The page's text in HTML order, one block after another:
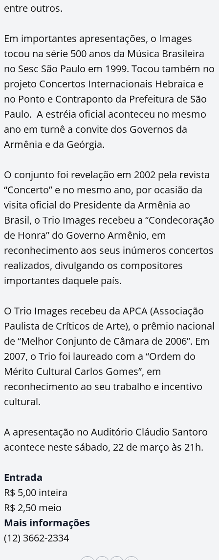
entre outros.
Em importantes apresentações, o Images
tocou na série 500 anos da Música Brasileira
no Sesc São Paulo em 1999. Tocou também no
projeto Concertos Internacionais Hebraica e
no Ponto e Contraponto da Prefeitura de São
Paulo. A estréia oficial aconteceu no mesmo
ano em turnê a convite dos Governos da
Armênia e da Geórgia.
O conjunto foi revelação em 2002 pela revista
“Concerto” e no mesmo ano, por ocasião da
visita oficial do Presidente da Armênia ao
Brasil, o Trio Images recebeu a “Condecoração
de Honra” do Governo Armênio, em
reconhecimento aos seus inúmeros concertos
realizados, divulgando os compositores
importantes daquele país.
O Trio Images recebeu da APCA (Associação
Paulista de Críticos de Arte), o prêmio nacional
de “Melhor Conjunto de Câmara de 2006”. Em
2007, o Trio foi laureado com a “Ordem do
Mérito Cultural Carlos Gomes”, em
reconhecimento ao seu trabalho e incentivo
cultural.
A apresentação no Auditório Cláudio Santoro
acontece neste sábado, 22 de março às 21h.
Entrada
R$ 5,00 inteira
R$ 2,50 meio
Mais informações
(12) 3662-2334